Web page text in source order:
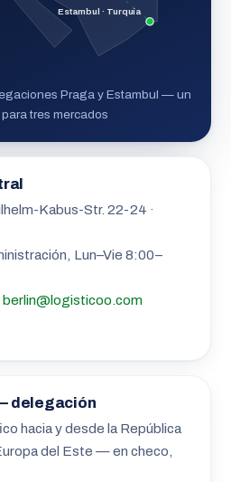
Estambul · Turquía
Praga y Estambul — un
tres mercados
Kabus-Str. 22-24 ·
Lun–Vie 8:00–
berlin@logisticoo.com
delegación
hacia y desde la República
del Este — en checo,